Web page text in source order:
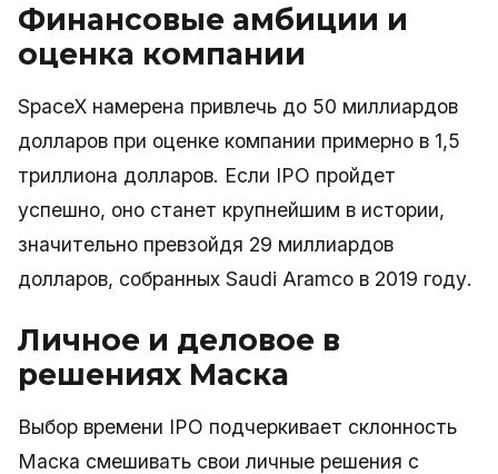
Финансовые амбиции и
оценка компании
SpaceX намерена привлечь до 50 миллиардов
долларов при оценке компании примерно в 1,5
триллиона долларов. Если IPO пройдет
успешно, оно станет крупнейшим в истории,
значительно превзойдя 29 миллиардов
долларов, собранных Saudi Aramco в 2019 году.
Личное и деловое в
решениях Маска
Выбор времени IPO подчеркивает склонность
Маска смешивать свои личные решения с